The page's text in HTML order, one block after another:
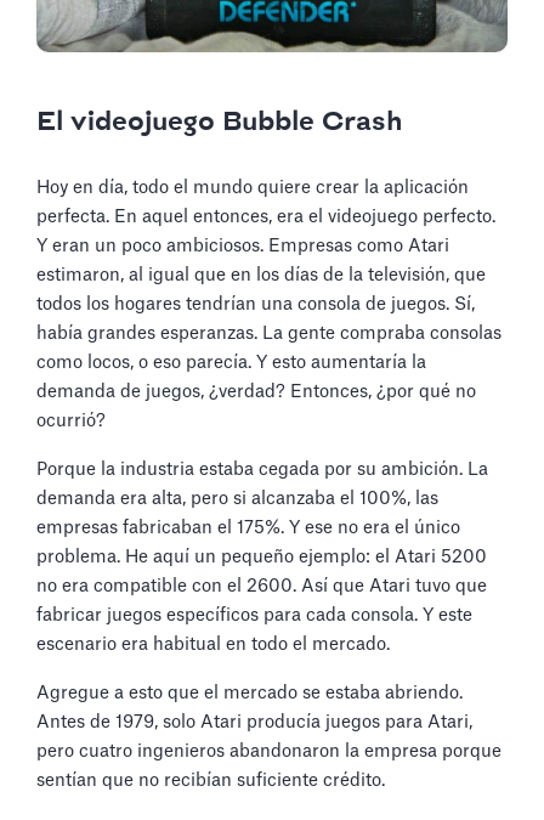
El videojuego Bubble Crash
Hoy en día, todo el mundo quiere crear la aplicación
perfecta. En aquel entonces, era el videojuego perfecto.
Y eran un poco ambiciosos. Empresas como Atari
estimaron, al igual que en los días de la televisión, que
todos los hogares tendrían una consola de juegos. Sí,
había grandes esperanzas. La gente compraba consolas
como locos, o eso parecía. Y esto aumentaría la
demanda de juegos, ¿verdad? Entonces, ¿por qué no
ocurrió?
Porque la industria estaba cegada por su ambición. La
demanda era alta, pero si alcanzaba el 100%, las
empresas fabricaban el 175%. Y ese no era el único
problema. He aquí un pequeño ejemplo: el Atari 5200
no era compatible con el 2600. Así que Atari tuvo que
fabricar juegos específicos para cada consola. Y este
escenario era habitual en todo el mercado.
Agregue a esto que el mercado se estaba abriendo.
Antes de 1979, solo Atari producía juegos para Atari,
pero cuatro ingenieros abandonaron la empresa porque
sentían que no recibían suficiente crédito.